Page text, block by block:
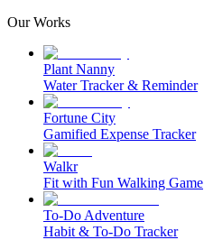
Our Works
Plant Nanny
Water Tracker & Reminder
Fortune City
Gamified Expense Tracker
Walkr
Fit with Fun Walking Game
To-Do Adventure
Habit & To-Do Tracker